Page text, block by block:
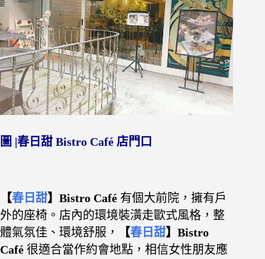
圖 |春日甜 Bistro Café 店門口
【春日甜】Bistro Café 有個大前院，擁有戶
外的座椅。店內的環境裝潢走歐式風格，整
體氣氛佳、環境舒服，
【春日甜】Bistro
Café 很適合當作約會地點，相信女性朋友應